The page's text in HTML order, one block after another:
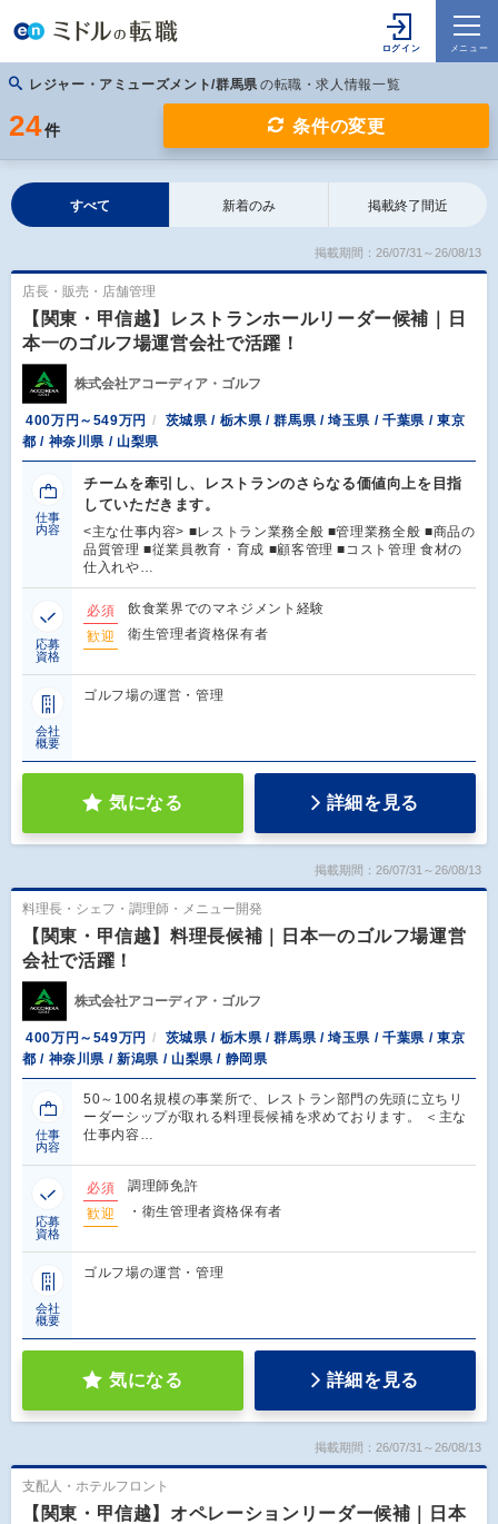
レジャー・アミューズメント/群馬県 の転職・求人情報一覧
24件 条件の変更
すべて 新着のみ 掲載終了間近
掲載期間：26/07/31～26/08/13
店長・販売・店舗管理
【関東・甲信越】レストランホールリーダー候補｜日
本一のゴルフ場運営会社で活躍！
株式会社アコーディア・ゴルフ
400万円～549万円
茨城県 / 栃木県 / 群馬県 / 埼玉県 / 千葉県 / 東京
都 / 神奈川県 / 山梨県
仕事
内容
チームを牽引し、レストランのさらなる価値向上を目指
していただきます。
<主な仕事内容> ■レストラン業務全般 ■管理業務全般 ■商品の
品質管理 ■従業員教育・育成 ■顧客管理 ■コスト管理 食材の
仕入れや…
応募
資格
必須
飲食業界でのマネジメント経験
歓迎
衛生管理者資格保有者
会社
概要
ゴルフ場の運営・管理
気になる 詳細を見る
掲載期間：26/07/31～26/08/13
料理長・シェフ・調理師・メニュー開発
【関東・甲信越】料理長候補｜日本一のゴルフ場運営
会社で活躍！
株式会社アコーディア・ゴルフ
400万円～549万円
茨城県 / 栃木県 / 群馬県 / 埼玉県 / 千葉県 / 東京
都 / 神奈川県 / 新潟県 / 山梨県 / 静岡県
仕事
内容
50～100名規模の事業所で、レストラン部門の先頭に立ちリ
ーダーシップが取れる料理長候補を求めております。 ＜主な
仕事内容…
応募
資格
必須
調理師免許
歓迎
・衛生管理者資格保有者
会社
概要
ゴルフ場の運営・管理
気になる 詳細を見る
掲載期間：26/07/31～26/08/13
支配人・ホテルフロント
【関東・甲信越】オペレーションリーダー候補｜日本